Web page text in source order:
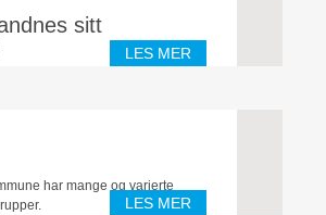
sitt
LES MER
har mange og varierte
LES MER